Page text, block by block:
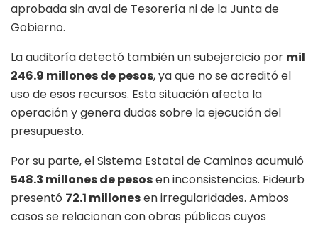
aprobada sin aval de Tesorería ni de la Junta de
Gobierno.
La auditoría detectó también un subejercicio por mil
246.9 millones de pesos, ya que no se acreditó el
uso de esos recursos. Esta situación afecta la
operación y genera dudas sobre la ejecución del
presupuesto.
Por su parte, el Sistema Estatal de Caminos acumuló
548.3 millones de pesosen inconsistencias. Fideurb
presentó 72.1 millonesen irregularidades. Ambos
casos se relacionan con obras públicas cuyos